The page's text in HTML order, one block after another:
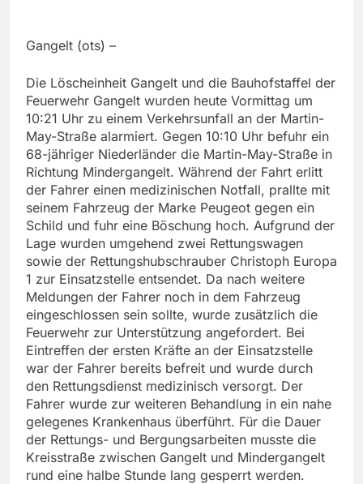
Gangelt (ots) –
Die Löscheinheit Gangelt und die Bauhofstaffel der
Feuerwehr Gangelt wurden heute Vormittag um
10:21 Uhr zu einem Verkehrsunfall an der Martin-
May-Straße alarmiert. Gegen 10:10 Uhr befuhr ein
68-jähriger Niederländer die Martin-May-Straße in
Richtung Mindergangelt. Während der Fahrt erlitt
der Fahrer einen medizinischen Notfall, prallte mit
seinem Fahrzeug der Marke Peugeot gegen ein
Schild und fuhr eine Böschung hoch. Aufgrund der
Lage wurden umgehend zwei Rettungswagen
sowie der Rettungshubschrauber Christoph Europa
1 zur Einsatzstelle entsendet. Da nach weitere
Meldungen der Fahrer noch in dem Fahrzeug
eingeschlossen sein sollte, wurde zusätzlich die
Feuerwehr zur Unterstützung angefordert. Bei
Eintreffen der ersten Kräfte an der Einsatzstelle
war der Fahrer bereits befreit und wurde durch
den Rettungsdienst medizinisch versorgt. Der
Fahrer wurde zur weiteren Behandlung in ein nahe
gelegenes Krankenhaus überführt. Für die Dauer
der Rettungs- und Bergungsarbeiten musste die
Kreisstraße zwischen Gangelt und Mindergangelt
rund eine halbe Stunde lang gesperrt werden.